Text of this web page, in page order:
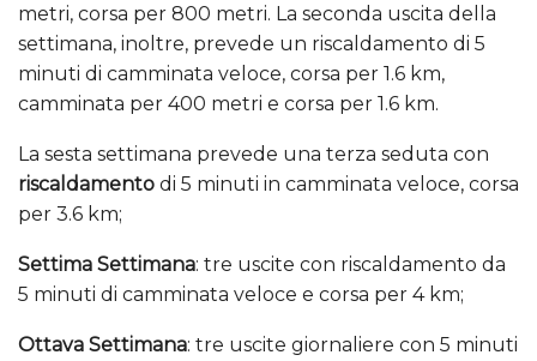
metri, corsa per 800 metri. La seconda uscita della
settimana, inoltre, prevede un riscaldamento di 5
minuti di camminata veloce, corsa per 1.6 km,
camminata per 400 metri e corsa per 1.6 km.
La sesta settimana prevede una terza seduta con
riscaldamento di 5 minuti in camminata veloce, corsa
per 3.6 km;
Settima Settimana: tre uscite con riscaldamento da
5 minuti di camminata veloce e corsa per 4 km;
Ottava Settimana: tre uscite giornaliere con 5 minuti